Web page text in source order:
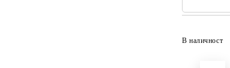
В наличност